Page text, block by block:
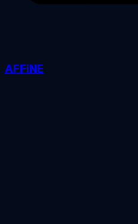
AFFiNE